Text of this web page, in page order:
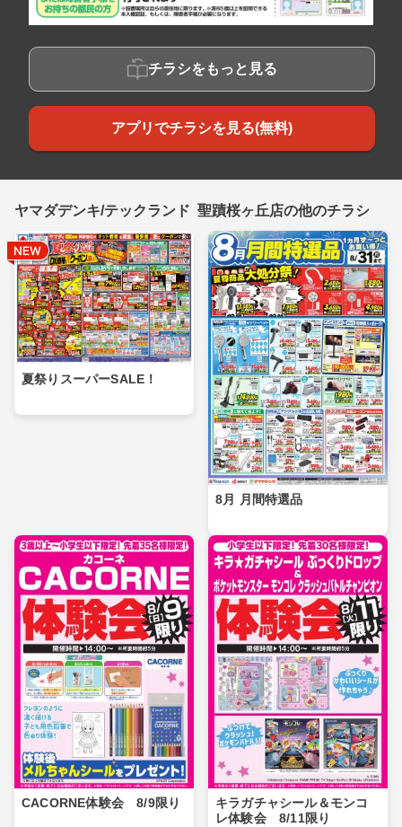
チラシをもっと見る
アプリでチラシを見る(無料)
ヤマダデンキ/テックランド 聖蹟桜ヶ丘店の他のチラシ
夏祭りスーパーSALE！
8月 月間特選品
CACORNE体験会 8/9限り
キラガチャシール＆モンコ
レ体験会 8/11限り